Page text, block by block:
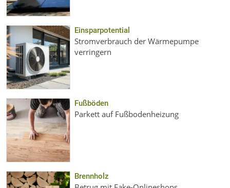
Einsparpotential
Stromverbrauch der Wärmepumpe
verringern
Fußböden
Parkett auf Fußbodenheizung
Brennholz